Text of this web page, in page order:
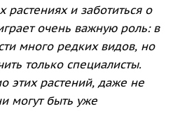
растениях и заботиться о
очень важную роль: в
много редких видов, но
только специалисты.
этих растений, даже не
могут быть уже